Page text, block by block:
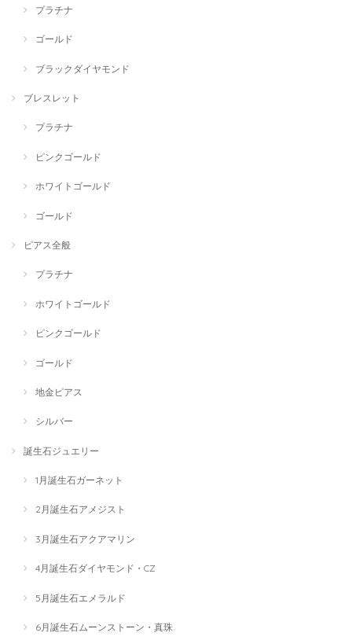
プラチナ
ゴールド
ブラックダイヤモンド
ブレスレット
プラチナ
ピンクゴールド
ホワイトゴールド
ゴールド
ピアス全般
プラチナ
ホワイトゴールド
ピンクゴールド
ゴールド
地金ピアス
シルバー
誕生石ジュエリー
1月誕生石ガーネット
2月誕生石アメジスト
3月誕生石アクアマリン
4月誕生石ダイヤモンド・CZ
5月誕生石エメラルド
6月誕生石ムーンストーン・真珠